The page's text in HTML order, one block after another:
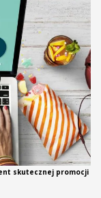
skutecznej promocji